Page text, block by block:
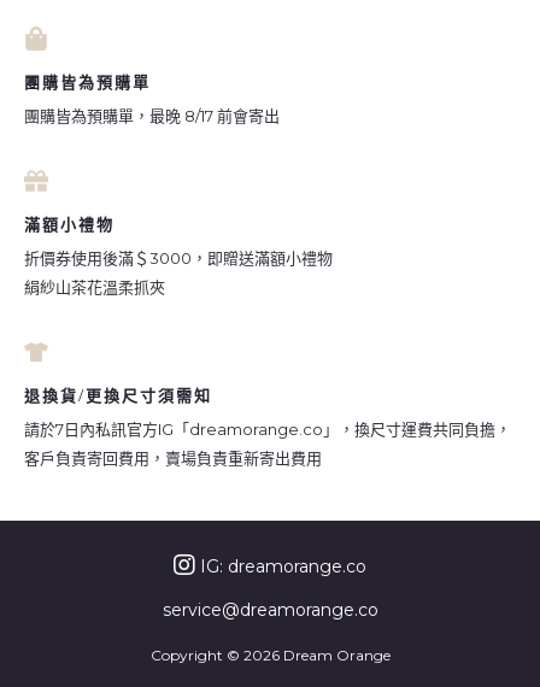
團購皆為預購單
團購皆為預購單，最晚 8/17 前會寄出
滿額小禮物
折價券使用後滿＄3000，即贈送滿額小禮物
絹紗山茶花溫柔抓夾
退換貨/更換尺寸須需知
請於7日內私訊官方IG「dreamorange.co」，換尺寸運費共同負擔，
客戶負責寄回費用，賣場負責重新寄出費用
IG: dreamorange.co
service@dreamorange.co
Copyright © 2026 Dream Orange